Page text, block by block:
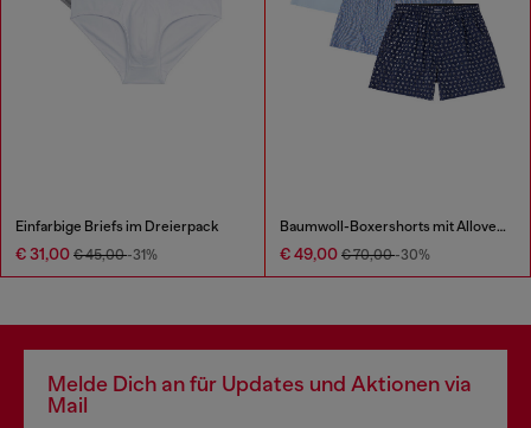
Einfarbige Briefs im Dreierpack
€ 31,00 € 45,00-31%
Baumwoll-Boxershorts mit Allover-Print im Dreierpack
€ 49,00 € 70,00-30%
Melde Dich an für Updates und Aktionen via
Mail